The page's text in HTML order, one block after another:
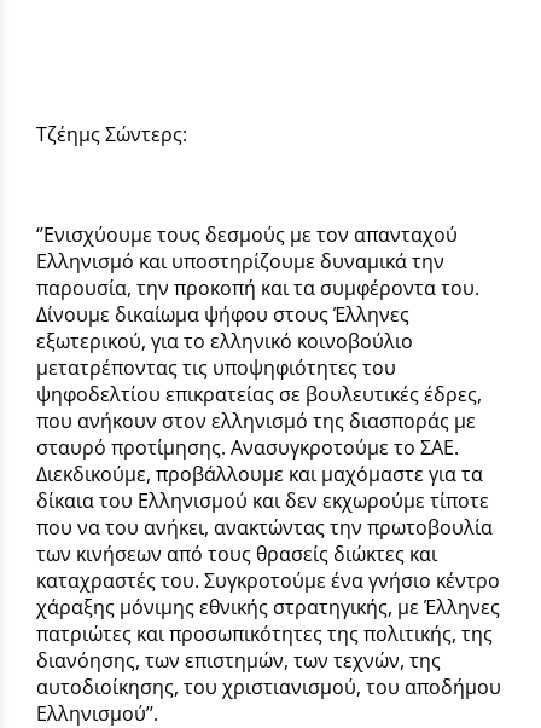
Τζέημς Σώντερς:
‘’Ενισχύουμε τους δεσμούς με τον απανταχού
Ελληνισμό και υποστηρίζουμε δυναμικά την
παρουσία, την προκοπή και τα συμφέροντα του.
Δίνουμε δικαίωμα ψήφου στους Έλληνες
εξωτερικού, για το ελληνικό κοινοβούλιο
μετατρέποντας τις υποψηφιότητες του
ψηφοδελτίου επικρατείας σε βουλευτικές έδρες,
που ανήκουν στον ελληνισμό της διασποράς με
σταυρό προτίμησης. Ανασυγκροτούμε το ΣΑΕ.
Διεκδικούμε, προβάλλουμε και μαχόμαστε για τα
δίκαια του Ελληνισμού και δεν εκχωρούμε τίποτε
που να του ανήκει, ανακτώντας την πρωτοβουλία
των κινήσεων από τους θρασείς διώκτες και
καταχραστές του. Συγκροτούμε ένα γνήσιο κέντρο
χάραξης μόνιμης εθνικής στρατηγικής, με Έλληνες
πατριώτες και προσωπικότητες της πολιτικής, της
διανόησης, των επιστημών, των τεχνών, της
αυτοδιοίκησης, του χριστιανισμού, του αποδήμου
Ελληνισμού’’.